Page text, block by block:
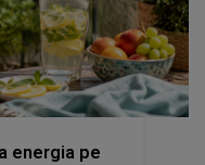
energia pe